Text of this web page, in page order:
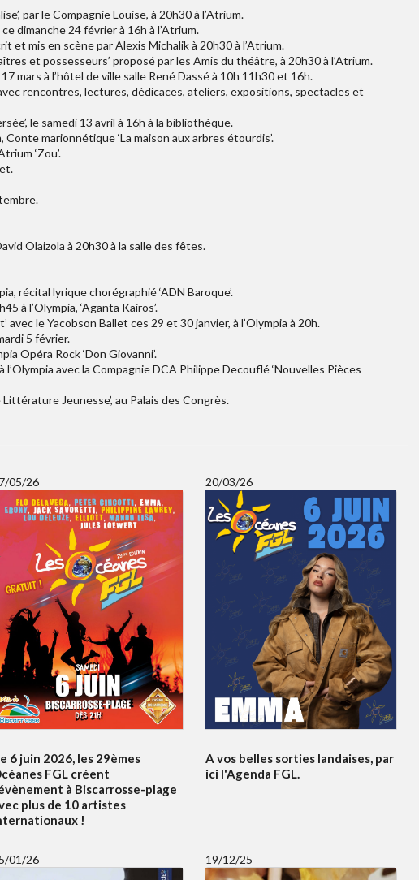
par le Compagnie Louise, à 20h30 à l’Atrium.
dimanche 24 février à 16h à l’Atrium.
et mis en scène par Alexis Michalik à 20h30 à l’Atrium.
et possesseurs’ proposé par les Amis du théâtre, à 20h30 à l’Atrium.
mars à l’hôtel de ville salle René Dassé à 10h 11h30 et 16h.
rencontres, lectures, dédicaces, ateliers, expositions, spectacles et
le samedi 13 avril à 16h à la bibliothèque.
Conte marionnétique ‘La maison aux arbres étourdis’.
‘Zou’.
Olaizola à 20h30 à la salle des fêtes.
récital lyrique chorégraphié ‘ADN Baroque’.
à l’Olympia, ‘Aganta Kairos’.
avec le Yacobson Ballet ces 29 et 30 janvier, à l’Olympia à 20h.
5 février.
Opéra Rock ‘Don Giovanni’.
avec la Compagnie DCA Philippe Decouflé ‘Nouvelles Pièces
Jeunesse’, au Palais des Congrès.
05/26
6 juin 2026, les 29èmes
FGL créent
à Biscarrosse-plage
plus de 10 artistes
!
20/03/26
A vos belles sorties landaises, par
ici l'Agenda FGL.
01/26 19/12/25